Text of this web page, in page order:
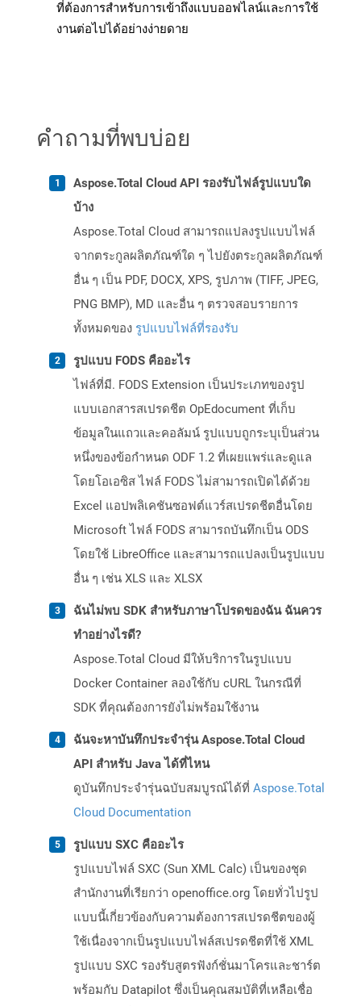
ที่ต้องการสำหรับการเข้าถึงแบบออฟไลน์และการใช้
งานต่อไปได้อย่างง่ายดาย
คำถามที่พบบ่อย
Aspose.Total Cloud API รองรับไฟล์รูปแบบใด
บ้าง
Aspose.Total Cloud สามารถแปลงรูปแบบไฟล์
จากตระกูลผลิตภัณฑ์ใด ๆ ไปยังตระกูลผลิตภัณฑ์
อื่น ๆ เป็น PDF, DOCX, XPS, รูปภาพ (TIFF, JPEG,
PNG BMP), MD และอื่น ๆ ตรวจสอบรายการ
ทั้งหมดของ รูปแบบไฟล์ที่รองรับ
รูปแบบ FODS คืออะไร
ไฟล์ที่มี. FODS Extension เป็นประเภทของรูป
แบบเอกสารสเปรดชีต OpEdocument ที่เก็บ
ข้อมูลในแถวและคอลัมน์ รูปแบบถูกระบุเป็นส่วน
หนึ่งของข้อกำหนด ODF 1.2 ที่เผยแพร่และดูแล
โดยโอเอซิส ไฟล์ FODS ไม่สามารถเปิดได้ด้วย
Excel แอปพลิเคชันซอฟต์แวร์สเปรดชีตอื่นโดย
Microsoft ไฟล์ FODS สามารถบันทึกเป็น ODS
โดยใช้ LibreOffice และสามารถแปลงเป็นรูปแบบ
อื่น ๆ เช่น XLS และ XLSX
ฉันไม่พบ SDK สำหรับภาษาโปรดของฉัน ฉันควร
ทำอย่างไรดี?
Aspose.Total Cloud มีให้บริการในรูปแบบ
Docker Container ลองใช้กับ cURL ในกรณีที่
SDK ที่คุณต้องการยังไม่พร้อมใช้งาน
ฉันจะหาบันทึกประจำรุ่น Aspose.Total Cloud
API สำหรับ Java ได้ที่ไหน
ดูบันทึกประจำรุ่นฉบับสมบูรณ์ได้ที่ Aspose.Total
Cloud Documentation
รูปแบบ SXC คืออะไร
รูปแบบไฟล์ SXC (Sun XML Calc) เป็นของชุด
สำนักงานที่เรียกว่า openoffice.org โดยทั่วไปรูป
แบบนี้เกี่ยวข้องกับความต้องการสเปรดชีตของผู้
ใช้เนื่องจากเป็นรูปแบบไฟล์สเปรดชีตที่ใช้ XML
รูปแบบ SXC รองรับสูตรฟังก์ชั่นมาโครและชาร์ต
พร้อมกับ Datapilot ซึ่งเป็นคุณสมบัติที่เหลือเชื่อ